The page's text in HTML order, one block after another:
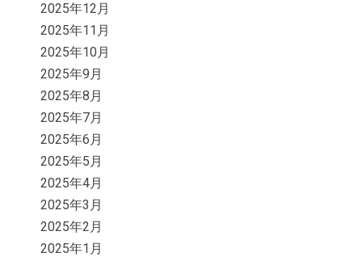
2025年12月
2025年11月
2025年10月
2025年9月
2025年8月
2025年7月
2025年6月
2025年5月
2025年4月
2025年3月
2025年2月
2025年1月